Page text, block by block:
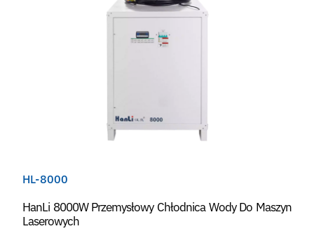
HL-8000
HanLi 8000W Przemysłowy Chłodnica Wody Do Maszyn
Laserowych